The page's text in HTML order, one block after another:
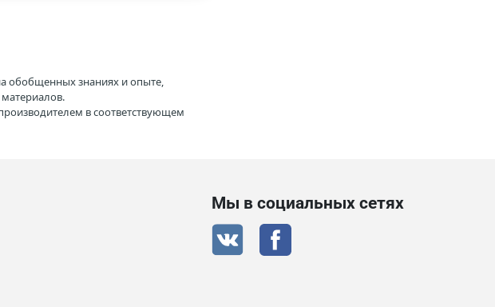
обобщенных знаниях и опыте,
в соответствующем
Мы в социальных сетях